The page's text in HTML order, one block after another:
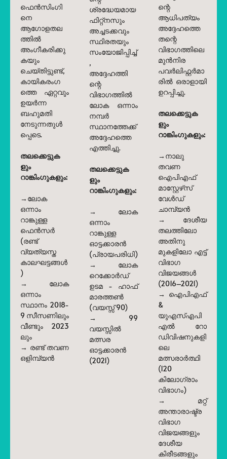
ഫെൻസിംഗി
നെ
ആഗോളതല
ത്തിൽ
അംഗീകരിക്കു
കയും
ചെയ്തിട്ടുണ്ട്,
കായികരംഗ
ത്തെ ഏറ്റവും
ഉയർന്ന
ബഹുമതി
നേടുന്നതുൾ
പ്പെടെ.
തലക്കെട്ടുക
ളും
റാങ്കിംഗുകളും:
→ലോക
ഒന്നാം
റാങ്കുള്ള
ഫെൻസർ
(രണ്ട്
വ്യത്യസ്ത
കാലഘട്ടങ്ങൾ
)
→ ലോക
ഒന്നാം
സ്ഥാനം 2018-
9 സീസണിലും
വീണ്ടും 2023
ലും
→ രണ്ട് തവണ
ഒളിമ്പ്യൻ
ശ്രദ്ധേയമായ
ഫിറ്റ്നസും
അച്ചടക്കവും
സ്ഥിരതയും
സംയോജിപ്പിച്ച്
,
അദ്ദേഹത്തി
ന്റെ
വിഭാഗത്തിൽ
ലോക ഒന്നാം
നമ്പർ
സ്ഥാനത്തേക്ക്
അദ്ദേഹത്തെ
എത്തിച്ചു.
തലക്കെട്ടുക
ളും
റാങ്കിംഗുകളും:
→ ലോക
ഒന്നാം
റാങ്കുള്ള
ഓട്ടക്കാരൻ
(പ്രായപരിധി)
→ ലോക
റെക്കോർഡ്
ഉടമ - ഹാഫ്
മാരത്തൺ
(വയസ്സ് 90)
→ 99
വയസ്സിൽ
മത്സര
ഓട്ടക്കാരൻ
(2021)
ന്റെ
ആധിപത്യം
അദ്ദേഹത്തെ
തന്റെ
വിഭാഗത്തിലെ
മുൻനിര
പവർലിഫ്റ്റർമാ
രിൽ ഒരാളായി
ഉറപ്പിച്ചു.
തലക്കെട്ടുക
ളും
റാങ്കിംഗുകളും:
→നാലു
തവണ
ഐപിഎഫ്
മാസ്റ്റേഴ്‌സ്
വേൾഡ്
ചാമ്പ്യൻ
→ ദേശീയ
തലത്തിലോ
അതിനു
മുകളിലോ എട്ട്
വിഭാഗ
വിജയങ്ങൾ
(2016–2021)
→ ഐപിഎഫ്
&
യുഎസ്എപി
എൽ റോ
ഡിവിഷനുകളി
ലെ
മത്സരാർത്ഥി
(120
കിലോഗ്രാം
വിഭാഗം)
→ മറ്റ്
അന്താരാഷ്ട്ര
വിഭാഗ
വിജയങ്ങളും
ദേശീയ
കിരീടങ്ങളും